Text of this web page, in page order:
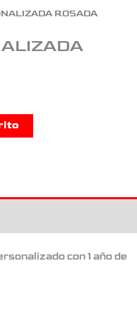
ROSADA
con 1 año de